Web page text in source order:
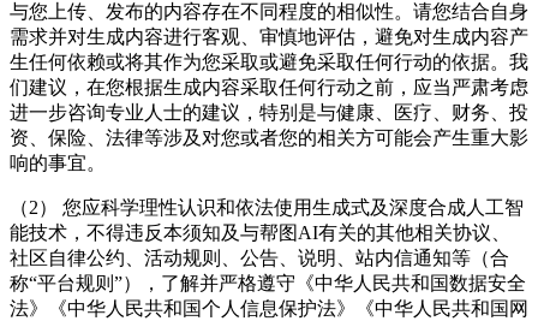
与您上传、发布的内容存在不同程度的相似性。请您结合自身
需求并对生成内容进行客观、审慎地评估，避免对生成内容产
生任何依赖或将其作为您采取或避免采取任何行动的依据。我
们建议，在您根据生成内容采取任何行动之前，应当严肃考虑
进一步咨询专业人士的建议，特别是与健康、医疗、财务、投
资、保险、法律等涉及对您或者您的相关方可能会产生重大影
响的事宜。
（2） 您应科学理性认识和依法使用生成式及深度合成人工智
能技术，不得违反本须知及与帮图AI有关的其他相关协议、
社区自律公约、活动规则、公告、说明、站内信通知等（合
称“平台规则”），了解并严格遵守《中华人民共和国数据安全
法》《中华人民共和国个人信息保护法》《中华人民共和国网